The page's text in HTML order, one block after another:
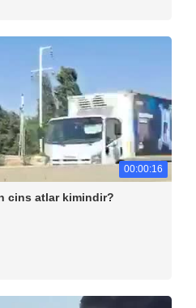
00:00:16
cins atlar kimindir?